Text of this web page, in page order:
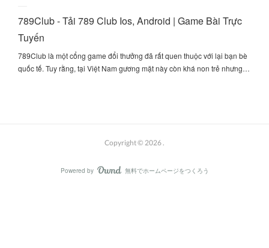
789Club - Tải 789 Club Ios, Android | Game Bài Trực
Tuyến
789Club là một cổng game đổi thưởng đã rất quen thuộc với lại bạn bè
quốc tế. Tuy rằng, tại Việt Nam gương mặt này còn khá non trẻ nhưng…
Copyright © 2026.
Powered by AmebaOwnd
無料でホームページをつくろう